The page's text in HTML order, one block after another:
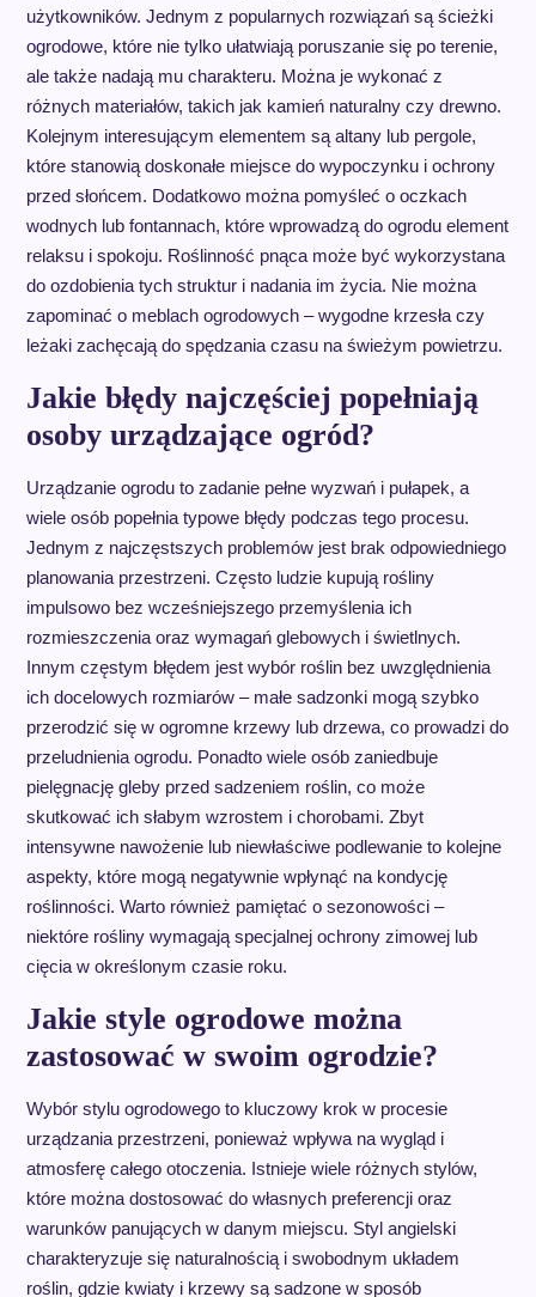
użytkowników. Jednym z popularnych rozwiązań są ścieżki
ogrodowe, które nie tylko ułatwiają poruszanie się po terenie,
ale także nadają mu charakteru. Można je wykonać z
różnych materiałów, takich jak kamień naturalny czy drewno.
Kolejnym interesującym elementem są altany lub pergole,
które stanowią doskonałe miejsce do wypoczynku i ochrony
przed słońcem. Dodatkowo można pomyśleć o oczkach
wodnych lub fontannach, które wprowadzą do ogrodu element
relaksu i spokoju. Roślinność pnąca może być wykorzystana
do ozdobienia tych struktur i nadania im życia. Nie można
zapominać o meblach ogrodowych – wygodne krzesła czy
leżaki zachęcają do spędzania czasu na świeżym powietrzu.
Jakie błędy najczęściej popełniają
osoby urządzające ogród?
Urządzanie ogrodu to zadanie pełne wyzwań i pułapek, a
wiele osób popełnia typowe błędy podczas tego procesu.
Jednym z najczęstszych problemów jest brak odpowiedniego
planowania przestrzeni. Często ludzie kupują rośliny
impulsowo bez wcześniejszego przemyślenia ich
rozmieszczenia oraz wymagań glebowych i świetlnych.
Innym częstym błędem jest wybór roślin bez uwzględnienia
ich docelowych rozmiarów – małe sadzonki mogą szybko
przerodzić się w ogromne krzewy lub drzewa, co prowadzi do
przeludnienia ogrodu. Ponadto wiele osób zaniedbuje
pielęgnację gleby przed sadzeniem roślin, co może
skutkować ich słabym wzrostem i chorobami. Zbyt
intensywne nawożenie lub niewłaściwe podlewanie to kolejne
aspekty, które mogą negatywnie wpłynąć na kondycję
roślinności. Warto również pamiętać o sezonowości –
niektóre rośliny wymagają specjalnej ochrony zimowej lub
cięcia w określonym czasie roku.
Jakie style ogrodowe można
zastosować w swoim ogrodzie?
Wybór stylu ogrodowego to kluczowy krok w procesie
urządzania przestrzeni, ponieważ wpływa na wygląd i
atmosferę całego otoczenia. Istnieje wiele różnych stylów,
które można dostosować do własnych preferencji oraz
warunków panujących w danym miejscu. Styl angielski
charakteryzuje się naturalnością i swobodnym układem
roślin, gdzie kwiaty i krzewy są sadzone w sposób